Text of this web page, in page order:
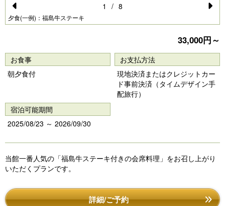
Pr
o
u
夕食(一例)：福島牛ステーキ
e
xt
1 / 8
33,000円～
お食事
朝夕食付
お支払方法
現地決済またはクレジットカー
ド事前決済（タイムデザイン手
配旅行）
宿泊可能期間
2025/08/23 ～ 2026/09/30
当館一番人気の「福島牛ステーキ付きの会席料理」をお召し上がり
いただくプランです。
詳細/ご予約